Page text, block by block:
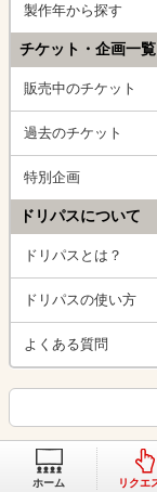
製作年から探す
チケット・企画一覧
販売中のチケット
過去のチケット
特別企画
ドリパスについて
ドリパスとは？
ドリパスの使い方
よくある質問
ホーム リクエ